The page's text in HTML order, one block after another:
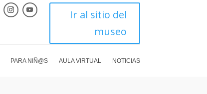
Ir al sitio del
museo
PARA NIÑ@S AULA VIRTUAL NOTICIAS